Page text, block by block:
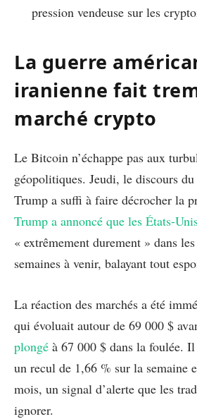
pression vendeuse sur les
La guerre
iranienne fait
marché crypto
Le Bitcoin n’échappe pas aux
géopolitiques. Jeudi, le discours
Trump a suffi à faire décrocher la
Trump a annoncé que les États-
« extrêmement durement » dans
semaines à venir, balayant tout
La réaction des marchés a été
qui évoluait autour de 69 000 $
plongé à 67 000 $ dans la foulée.
un recul de 1,66 % sur la semaine
mois, un signal d’alerte que les
ignorer.